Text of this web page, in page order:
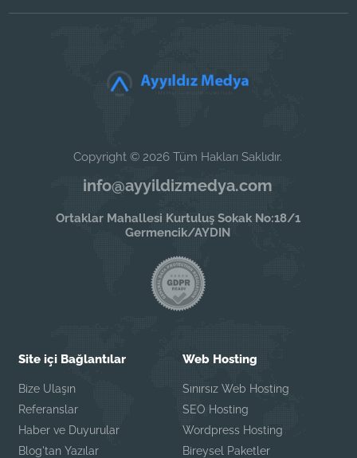
Copyright © 2026 Tüm Hakları Saklıdır.
info@ayyildizmedya.com
Ortaklar Mahallesi Kurtuluş Sokak No:18/1
Germencik/AYDIN
Site içi Bağlantılar
Bize Ulaşın
Referanslar
Haber ve Duyurular
Blog'tan Yazılar
Web Hosting
Sınırsız Web Hosting
SEO Hosting
Wordpress Hosting
Bireysel Paketler